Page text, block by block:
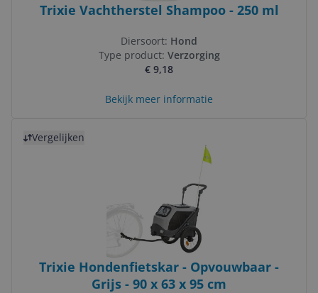
Trixie Vachtherstel Shampoo - 250 ml
Diersoort: Hond
Type product: Verzorging
€ 9,18
Bekijk meer informatie
Vergelijken
Trixie Hondenfietskar - Opvouwbaar -
Grijs - 90 x 63 x 95 cm